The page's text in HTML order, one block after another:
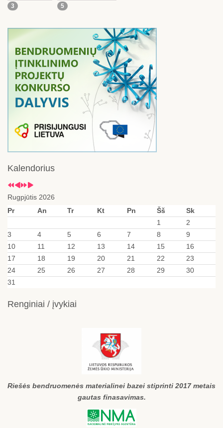
3 5
Kalendorius
Rugpjūtis 2026
Pr
An Tr Kt Pn Šš
Sk
1
2
3
4 5 6 7 8
9
10
11 12 13 14 15
16
17
18 19 20 21 22
23
24
25 26 27 28 29
30
31
Renginiai / įvykiai
Riešės bendruomenės materialinei bazei stiprinti 2017 metais
gautas finasavimas.